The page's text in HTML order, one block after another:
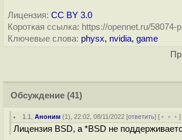
Лицензия: CC BY 3.0
Короткая ссылка: https://opennet.ru/58074-
Ключевые слова: physx, nvidia, game
Обсуждение (41)
1.1 ,Аноним (1), 22:02, 08/11/2022 [ответить] [ ﹢﹢﹢]
Лицензия BSD, а *BSD не